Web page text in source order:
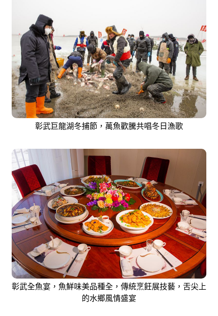
彰武巨龍湖冬捕節，萬魚歡騰共唱冬日漁歌
彰武全魚宴，魚鮮味美品種全，傳統烹飪展技藝，舌尖上
的水鄉風情盛宴